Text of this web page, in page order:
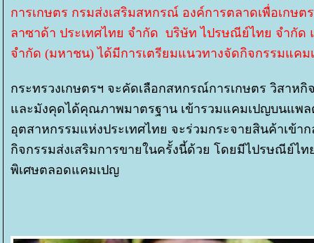
การเกษตร กรมส่งเสริมสหกรณ์ องค์การตลาดเพื่อเกษ
ลาซาด้า ประเทศไทย จํากัด บริษัท ไปรษณีย์ไทย จำกัด
จำกัด (มหาชน) ได้มีการเตรียมแนวทางจัดกิจกรรมแค
กระทรวงเกษตรฯ จะคัดเลือกสหกรณ์การเกษตร วิสา
ละมังคุดได้คุณภาพมาตรฐาน เข้ารวมแคมเปญบนแพ
อุตสาหกรรมแห่งประเทศไทย จะร่วมกระจายสินค้าเข้
กิจกรรมส่งเสริมการขายในครั้งนี้ด้วย โดยมีไปรษณีย์ไ
พิเศษตลอดแคมเปญ